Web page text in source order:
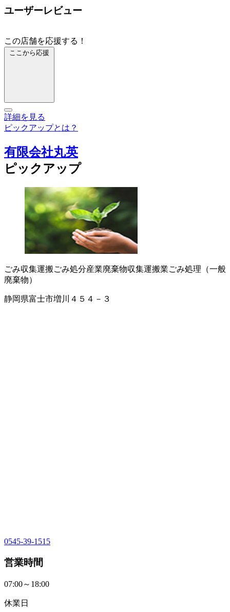
ユーザーレビュー
この店舗を応援する！
ここから応援
詳細を見る
ピックアップとは？
有限会社丸英
ピックアップ
ごみ収集運搬ごみ処分産業廃棄物収集運搬業ごみ処理（一般
廃棄物）
静岡県富士市増川４５４－３
0545-39-1515
営業時間
07:00～18:00
休業日